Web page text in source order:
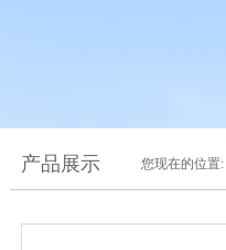
产品展示 您现在的位置: